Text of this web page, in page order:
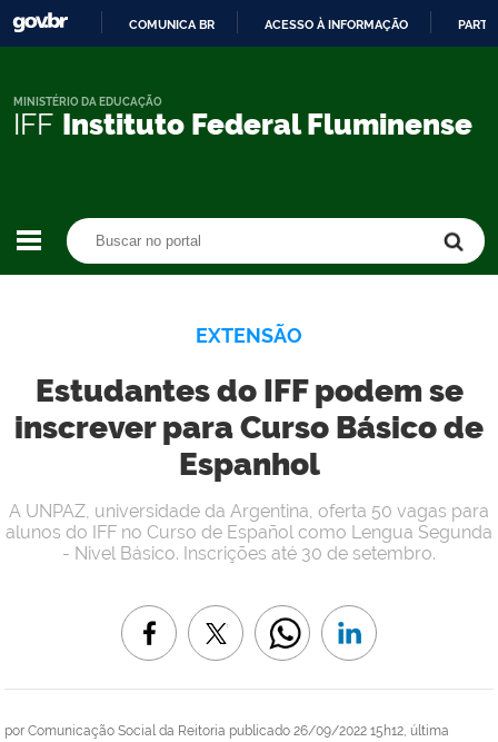
CONTEÚDO
COMUNICA BR ACESSO À INFORMAÇÃO
IFF Instituto Federal Fluminense
MINISTÉRIO DA EDUCAÇÃO
EXTENSÃO
Estudantes do IFF podem se
inscrever para Curso Básico de
Espanhol
por Comunicação Social da Reitoria publicado 26/09/2022 15h12, última
A UNPAZ, universidade da Argentina, oferta 50 vagas para
alunos do IFF no Curso de Español como Lengua Segunda
- Nivel Básico. Inscrições até 30 de setembro.